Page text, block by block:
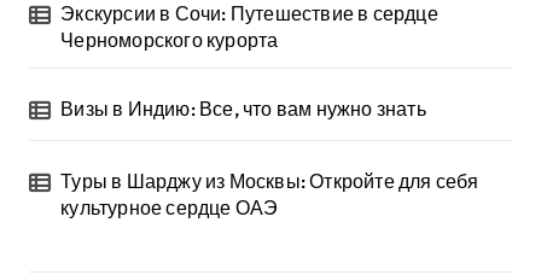
Экскурсии в Сочи: Путешествие в сердце
Черноморского курорта
Визы в Индию: Все, что вам нужно знать
Туры в Шарджу из Москвы: Откройте для себя
культурное сердце ОАЭ